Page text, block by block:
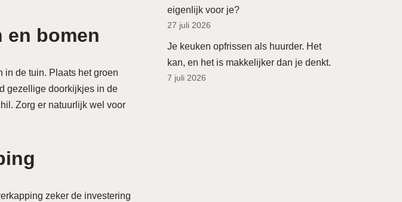
en bomen
in de tuin. Plaats het groen
gezellige doorkijkjes in de
Zorg er natuurlijk wel voor
zeker de investering
eigenlijk voor je?
27 juli 2026
Je keuken opfrissen als huurder. Het
kan, en het is makkelijker dan je denkt.
7 juli 2026